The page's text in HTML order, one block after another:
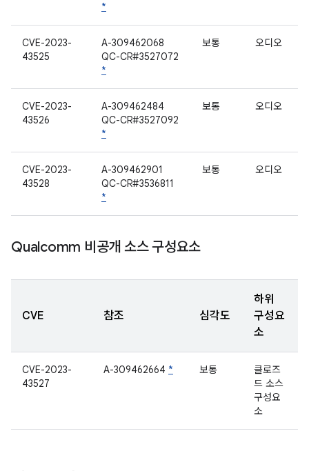
*
CVE-2023-
43525
A-309462068
QC-CR#3527072
*
보통 오디오
CVE-2023-
43526
A-309462484
QC-CR#3527092
*
보통 오디오
CVE-2023-
43528
A-309462901
QC-CR#3536811
*
보통 오디오
Qualcomm 비공개 소스 구성요소
CVE 참조 심각도
하위
구성요
소
CVE-2023-
43527
A-309462664 * 보통
클로즈
드 소스
구성요
소